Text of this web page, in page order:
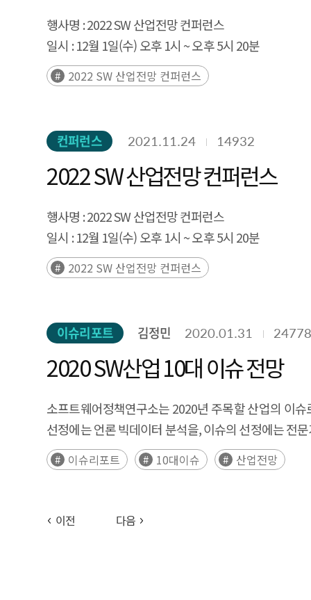
Compared to SPRi DaRT 2025, a total of 16
decentralized AI alignment, and quantum
architecture, neuromorphic computing, LLMs as
signals included agentic AI, AI chips, AI-
between cluster centroids across years were
from weak to emerging to trend signals,
to emerging to trend signals—enabled a dynamic
forecasting methods. This research establishes
prioritization, emerging-technology early-warning
행사명 :2022 SW 산업전망 컨퍼런스
일시 :12월 1일(수) 오후 1시 ~ 오후 5시 20분
장소 :온라인 생중계
2022 SW 산업전망 컨퍼런스
컨퍼런스 2021.11.24 14932
2022 SW 산업전망 컨퍼런스
행사명 :2022 SW 산업전망 컨퍼런스
일시 :12월 1일(수) 오후 1시 ~ 오후 5시 20분
장소 :온라인 생중계
2022 SW 산업전망 컨퍼런스
이슈리포트 김정민 2020.01.31 24778
2020 SW산업 10대 이슈 전망
소프트웨어정책연구소는 2020년 주목할 산업의 이
선정에는 언론 빅데이터 분석을, 이슈의 선정에는 전
이슈리포트 10대이슈 산업전망
이전 다음